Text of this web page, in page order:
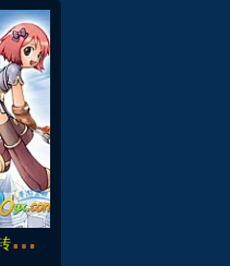
仙
境传说单机版双版本RO一键端三转全新地图和BOSS